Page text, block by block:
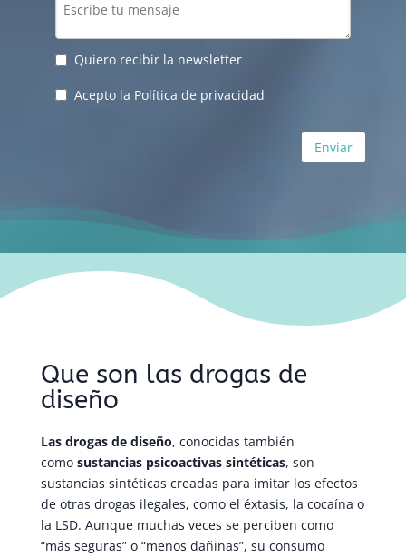
Que son las drogas de
diseño
Las drogas de diseño, conocidas también
como sustancias psicoactivas sintéticas, son
sustancias sintéticas creadas para imitar los efectos
de otras drogas ilegales, como el éxtasis, la cocaína o
la LSD. Aunque muchas veces se perciben como
“más seguras” o “menos dañinas”, su consumo